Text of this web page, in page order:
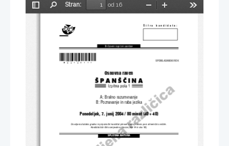
Preklopi
Stran:
od 16
Pomanjšaj
[ifra  kandidata:
SPOMLADANSKI ROK
Osnovna raven
[PAN[^INA
A: Bralno razumevanje
B: Poznavanje in raba jezika
Ponedeljek, 7. junij 2004 / 80 minut (40 + 40)
Dovoljeno dodatno gradivo in pripomočki: kandidat prinese s seboj nalivno pero ali kemični svinčnik.
Kandidat dobi štiri ocenjevalne obrazce (dva 1A in dva 1B).
SPLOŠNA MATURA